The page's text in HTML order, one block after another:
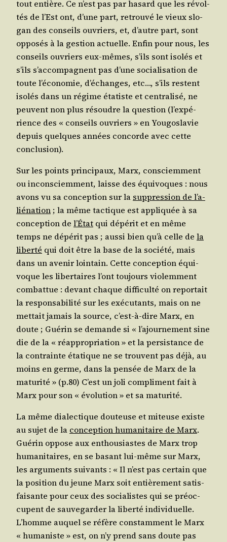
tout entière. Ce n’est pas par hasard que les révol­
tés de l’Est ont, d’une part, retrou­vé le vieux slo­
gan des conseils ouvriers, et, d’autre part, sont
oppo­sés à la ges­tion actuelle. Enfin pour nous, les
conseils ouvriers eux-mêmes, s’ils sont iso­lés et
s’ils s’ac­com­pagnent pas d’une socia­li­sa­tion de
toute l’é­co­no­mie, d’é­changes, etc…, s’ils res­tent
iso­lés dans un régime éta­tiste et cen­tra­li­sé, ne
peuvent non plus résoudre la ques­tion (l’ex­pé­
rience des « conseils ouvriers » en You­go­sla­vie
depuis quelques années concorde avec cette
conclusion).
Sur les points prin­ci­paux, Marx, consciem­ment
ou incons­ciem­ment, laisse des équi­voques : nous
avons vu sa concep­tion sur la sup­pres­sion de l’a­
lié­na­tion ; la même tac­tique est appli­quée à sa
concep­tion de l’É­tat qui dépé­rit et en même
temps ne dépé­rit pas ; aus­si bien qu’à celle de la
liber­té qui doit être la base de la socié­té, mais
dans un ave­nir loin­tain. Cette concep­tion équi­
voque les liber­taires l’ont tou­jours vio­lem­ment
com­bat­tue : devant chaque dif­fi­cul­té on repor­tait
la res­pon­sa­bi­li­té sur les exé­cu­tants, mais on ne
met­tait jamais la source, c’est-à-dire Marx, en
doute ; Gué­rin se demande si « l’a­jour­ne­ment sine
die de la « réap­pro­pria­tion » et la per­sis­tance de
la contrainte éta­tique ne se trouvent pas déjà, au
moins en germe, dans la pen­sée de Marx de la
matu­ri­té » (p.80) C’est un joli com­pli­ment fait à
Marx pour son « évo­lu­tion » et sa maturité.
La même dia­lec­tique dou­teuse et miteuse existe
au sujet de la concep­tion huma­ni­taire de Marx.
Gué­rin oppose aux enthou­siastes de Marx trop
huma­ni­taires, en se basant lui-même sur Marx,
les argu­ments sui­vants : « Il n’est pas cer­tain que
la posi­tion du jeune Marx soit entiè­re­ment satis­
fai­sante pour ceux des socia­listes qui se pré­oc­
cupent de sau­ve­gar­der la liber­té indi­vi­duelle.
L’homme auquel se réfère constam­ment le Marx
« huma­niste » est, on n’y prend sans doute pas